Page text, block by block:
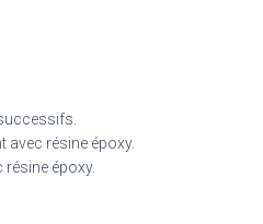
avec résine époxy.
résine époxy.